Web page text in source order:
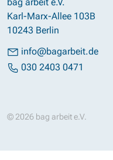
bag arbeit e.V.
Karl-Marx-Allee 103B
10243 Berlin
info@bagarbeit.de
030 2403 0471
© 2026 bag arbeit e.V.